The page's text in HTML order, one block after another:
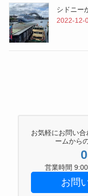
シドニー
2022-12-
お気軽にお問い
ームから
営業時間
お問